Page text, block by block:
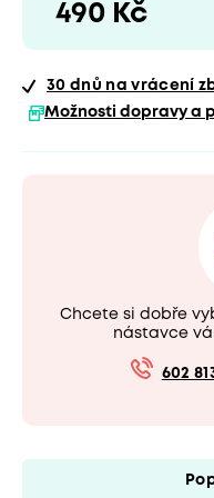
490 Kč
30 dnů na vrácení
Možnosti dopravy a
Chcete si dobře
nástavce
602